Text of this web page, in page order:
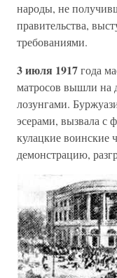
народы, не
правительства,
требованиями.
3 июля 1917года
матросов вышли на
лозунгами.
эсерами, вызвала с
кулацкие воинские
демонстрацию,